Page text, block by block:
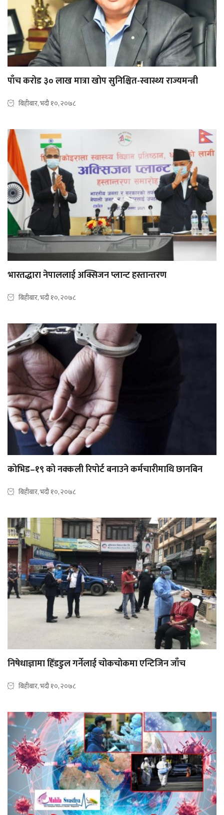
पाँच करोड ३० लाख मात्रा खोप सुनिश्चित-स्वास्थ्य राज्यमन्त्री
बिहीबार, भदौ १०, २०७८
भारतद्धारा नेपाललाई अक्सिजन प्लान्ट हस्तान्तरण
बिहीबार, भदौ १०, २०७८
कोभिड–१९ को नक्कली रिपोर्ट बनाउने कर्मचारीमाथि छानबिन
बिहीबार, भदौ १०, २०७८
निषेधाज्ञामा हिँडडुल गर्नेलाई चोकचोकमा एन्टिजिन जाँच
बिहीबार, भदौ १०, २०७८